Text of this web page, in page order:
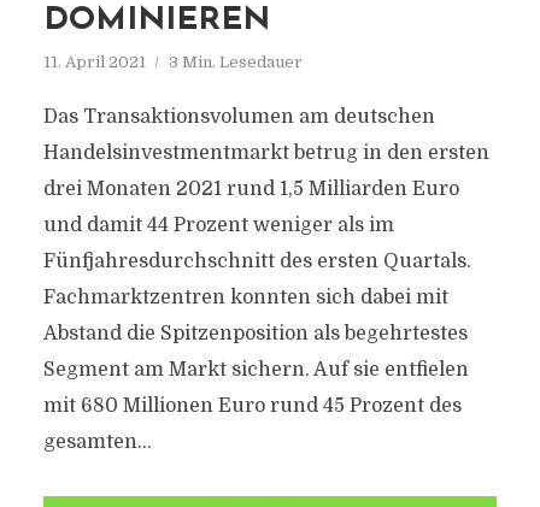
DOMINIEREN
11. April 2021 3 Min. Lesedauer
Das Transaktionsvolumen am deutschen
Handelsinvestmentmarkt betrug in den ersten
drei Monaten 2021 rund 1,5 Milliarden Euro
und damit 44 Prozent weniger als im
Fünfjahresdurchschnitt des ersten Quartals.
Fachmarktzentren konnten sich dabei mit
Abstand die Spitzenposition als begehrtestes
Segment am Markt sichern. Auf sie entfielen
mit 680 Millionen Euro rund 45 Prozent des
gesamten...